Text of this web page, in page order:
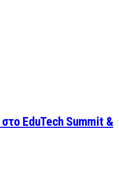
EduTech Summit &